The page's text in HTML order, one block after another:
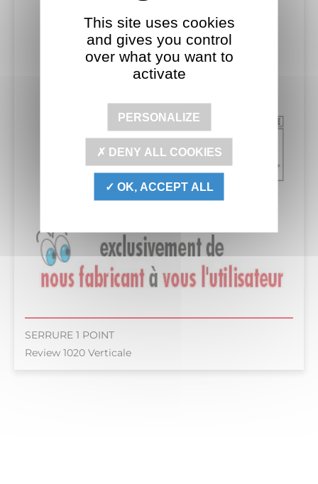
SERRURE 1 POINT
Review 1020 Verticale
This site uses cookies
and gives you control
over what you want to
activate
PERSONALIZE
DENY ALL COOKIES
OK, ACCEPT ALL